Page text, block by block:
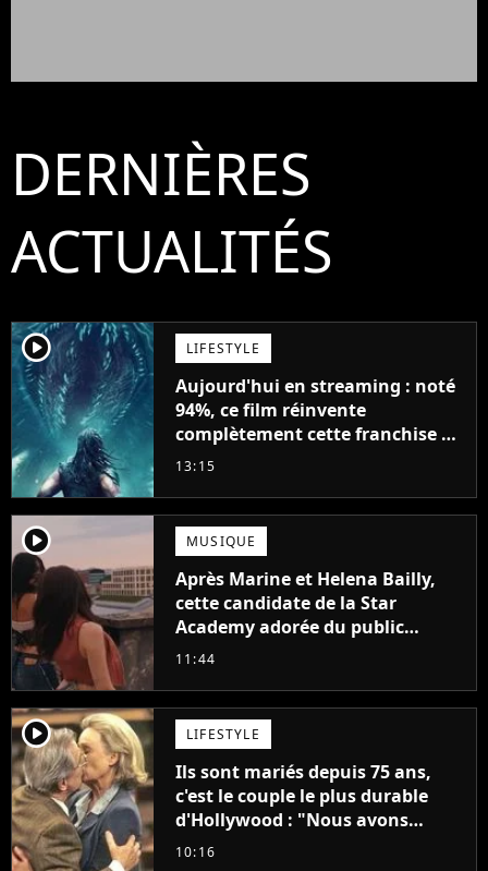
DERNIÈRES
ACTUALITÉS
player2 LIFESTYLE
Aujourd'hui en streaming : noté
94%, ce film réinvente
complètement cette franchise de
science-fiction vieille de 40 ans
13:15
player2 MUSIQUE
Après Marine et Helena Bailly,
cette candidate de la Star
Academy adorée du public
annonce son premier album,
11:44
player2 LIFESTYLE
Ils sont mariés depuis 75 ans,
c'est le couple le plus durable
d'Hollywood : "Nous avons
avancé jour après jour, et les
10:16